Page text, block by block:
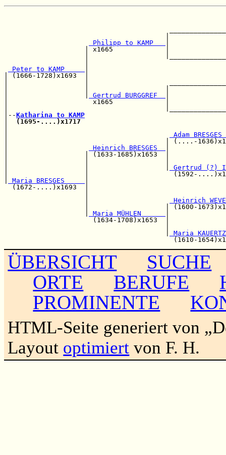
Philipp to KAMP
| x1665
Peter to KAMP
| (1666-1728)x1693  |
|                   |
Gertrud BURGGREF
|                     x1665
|--Katharina to KAMP
(1695-....)x1717
Adam
|                                       |
Heinrich BRESGES
|                   | (1633-
Gertrud (?)
|                   |
Maria BRESGES
(1672-....)x1693
Heinrich
|
Maria MÜHLEN
(1634-
Maria
ÜBERSICHT
SUCHE
ORTE
BERUFE
PROMINENTE
HTML-Seite generiert von
Layout optimiert von F. H.